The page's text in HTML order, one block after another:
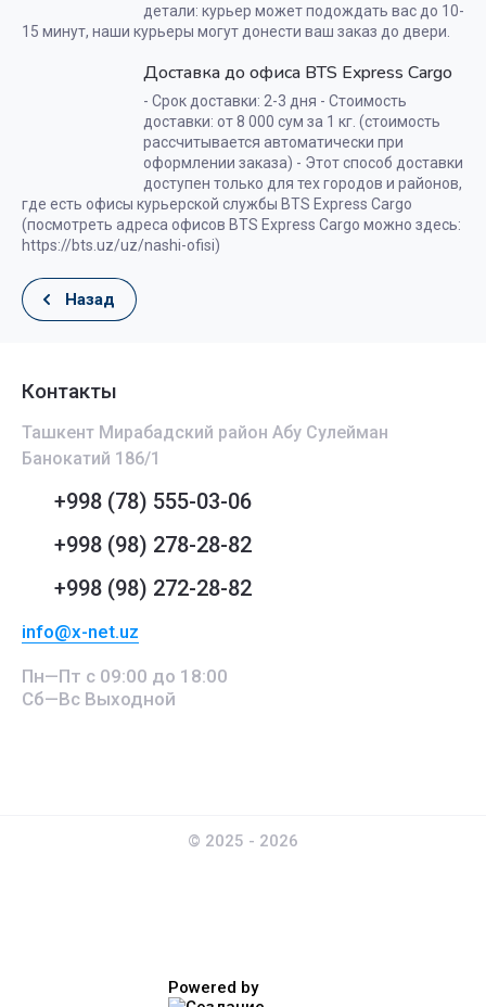
детали: курьер может подождать вас до 10-
15 минут, наши курьеры могут донести ваш заказ до двери.
Доставка до офиса BTS Express Cargo
- Срок доставки: 2-3 дня - Стоимость
доставки: от 8 000 сум за 1 кг. (стоимость
рассчитывается автоматически при
оформлении заказа) - Этот способ доставки
доступен только для тех городов и районов,
где есть офисы курьерской службы BTS Express Cargo
(посмотреть адреса офисов BTS Express Cargo можно здесь:
https://bts.uz/uz/nashi-ofisi)
Назад
Контакты
Ташкент Мирабадский район Абу Сулейман
Банокатий 186/1
+998 (78) 555-03-06
+998 (98) 278-28-82
+998 (98) 272-28-82
info@x-net.uz
Пн—Пт с 09:00 до 18:00
Сб—Вс Выходной
© 2025 - 2026
Powered by